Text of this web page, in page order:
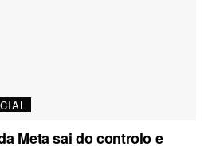
Meta sai do controlo e